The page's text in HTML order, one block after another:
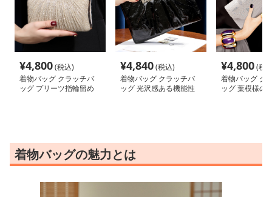
¥4,800(税込)
着物バッグ クラッチバ
ッグ プリーツ指輪留め
¥4,840(税込)
着物バッグ クラッチバ
ッグ 光沢感ある機能性
¥4,800(税
着物バッグ ク
ッグ 葉模様の
着物バッグの魅力とは